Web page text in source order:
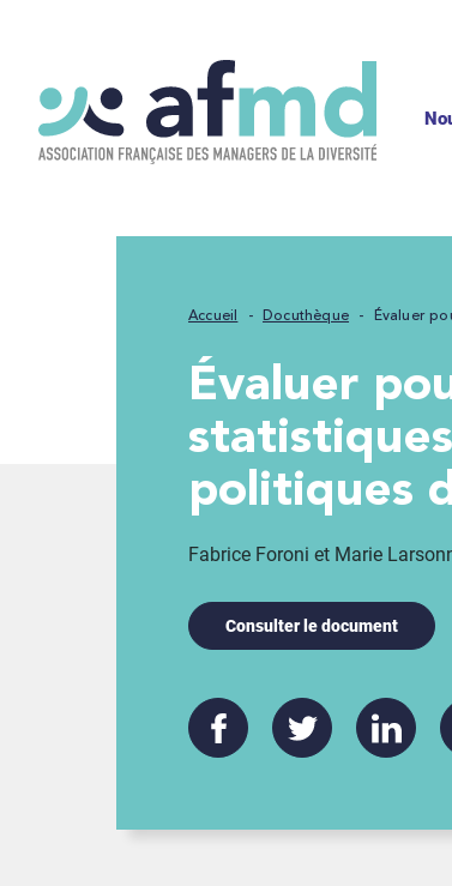
Accueil Docuthèque Évaluer
Évaluer pour agir : les diagnostics
politiques
Fabrice Foroni et Marie
Consulter le document